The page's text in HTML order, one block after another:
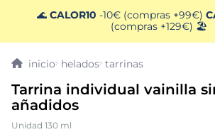
🌊 CALOR10 -10€ (compras +99€)
(compras +129€) 🏖️
helados tarrinas
Tarrina individual vainilla
añadidos
Unidad 130 ml
TÉRMINOS MÁS BUSCADOS
1. helados sirena
gambas
3 patatas